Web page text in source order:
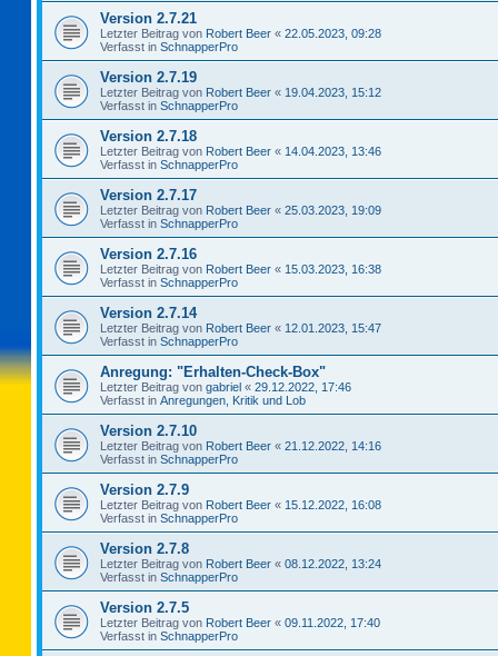
Version 2.7.21
Letzter Beitrag von Robert Beer « 22.05.2023, 09:28
Verfasst in SchnapperPro
Version 2.7.19
Letzter Beitrag von Robert Beer « 19.04.2023, 15:12
Verfasst in SchnapperPro
Version 2.7.18
Letzter Beitrag von Robert Beer « 14.04.2023, 13:46
Verfasst in SchnapperPro
Version 2.7.17
Letzter Beitrag von Robert Beer « 25.03.2023, 19:09
Verfasst in SchnapperPro
Version 2.7.16
Letzter Beitrag von Robert Beer « 15.03.2023, 16:38
Verfasst in SchnapperPro
Version 2.7.14
Letzter Beitrag von Robert Beer « 12.01.2023, 15:47
Verfasst in SchnapperPro
Anregung: "Erhalten-Check-Box"
Letzter Beitrag von gabriel « 29.12.2022, 17:46
Verfasst in Anregungen, Kritik und Lob
Version 2.7.10
Letzter Beitrag von Robert Beer « 21.12.2022, 14:16
Verfasst in SchnapperPro
Version 2.7.9
Letzter Beitrag von Robert Beer « 15.12.2022, 16:08
Verfasst in SchnapperPro
Version 2.7.8
Letzter Beitrag von Robert Beer « 08.12.2022, 13:24
Verfasst in SchnapperPro
Version 2.7.5
Letzter Beitrag von Robert Beer « 09.11.2022, 17:40
Verfasst in SchnapperPro